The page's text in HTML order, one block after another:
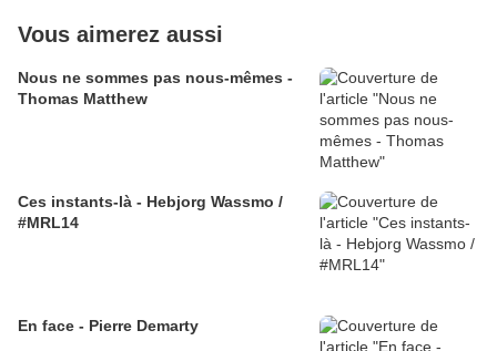
Vous aimerez aussi
Nous ne sommes pas nous-mêmes -
Thomas Matthew
Ces instants-là - Hebjorg Wassmo /
#MRL14
En face - Pierre Demarty